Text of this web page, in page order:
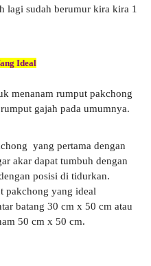
lagi sudah berumur kira kira 1
Ideal
menanam rumput pakchong
gajah pada umumnya.
yang pertama dengan
akar dapat tumbuh dengan
posisi di tidurkan.
pakchong yang ideal
batang 30 cm x 50 cm atau
50 cm x 50 cm.